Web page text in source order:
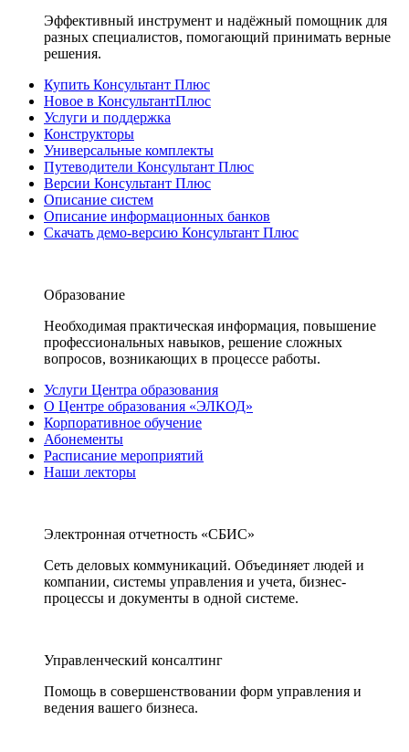
Эффективный инструмент и надёжный помощник для
разных специалистов, помогающий принимать верные
решения.
Купить Консультант Плюс
Новое в КонсультантПлюс
Услуги и поддержка
Конструкторы
Универсальные комплекты
Путеводители Консультант Плюс
Версии Консультант Плюс
Описание систем
Описание информационных банков
Скачать демо-версию Консультант Плюс
Образование
Необходимая практическая информация, повышение
профессиональных навыков, решение сложных
вопросов, возникающих в процессе работы.
Услуги Центра образования
О Центре образования «ЭЛКОД»
Корпоративное обучение
Абонементы
Расписание мероприятий
Наши лекторы
Электронная отчетность «СБИС»
Сеть деловых коммуникаций. Объединяет людей и
компании, системы управления и учета, бизнес-
процессы и документы в одной системе.
Управленческий консалтинг
Помощь в совершенствовании форм управления и
ведения вашего бизнеса.